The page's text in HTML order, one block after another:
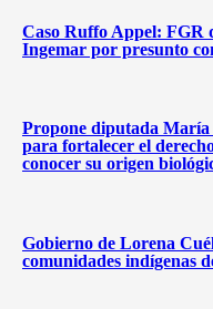
Caso Ruffo Appel: FGR
Ingemar por presunto
Propone diputada
para fortalecer el
conocer su origen
Gobierno de Lorena
comunidades indígenas